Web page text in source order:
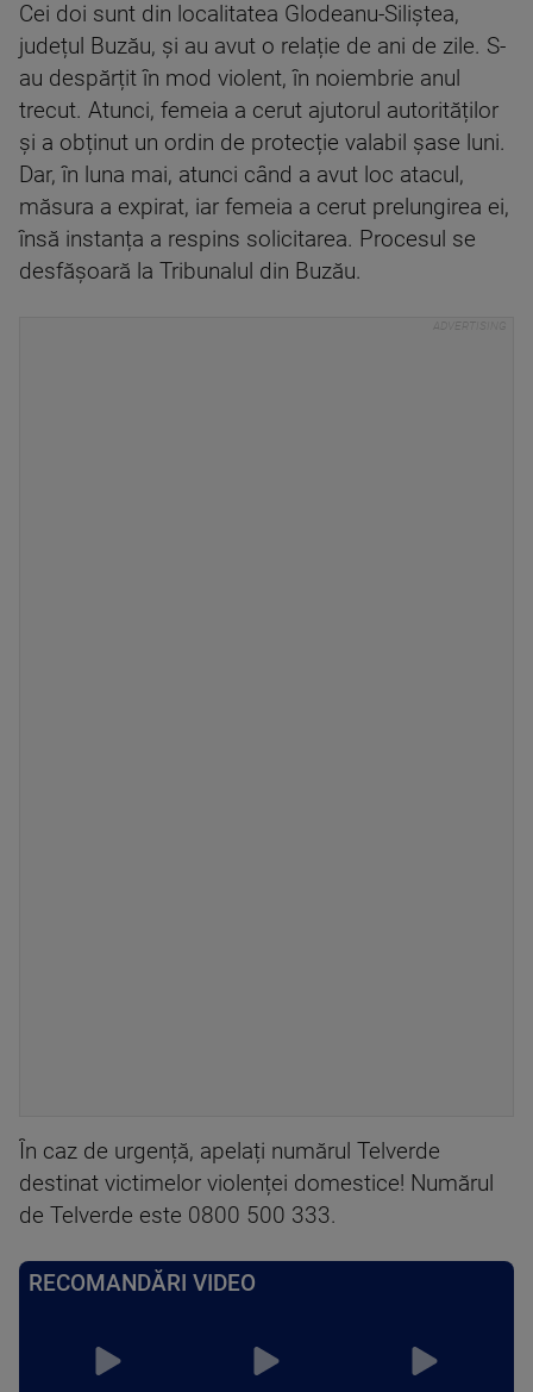
Cei doi sunt din localitatea Glodeanu-Siliștea,
județul Buzău, și au avut o relație de ani de zile. S-
au despărțit în mod violent, în noiembrie anul
trecut. Atunci, femeia a cerut ajutorul autorităților
și a obținut un ordin de protecție valabil șase luni.
Dar, în luna mai, atunci când a avut loc atacul,
măsura a expirat, iar femeia a cerut prelungirea ei,
însă instanța a respins solicitarea. Procesul se
desfășoară la Tribunalul din Buzău.
În caz de urgență, apelați numărul Telverde
destinat victimelor violenței domestice! Numărul
de Telverde este 0800 500 333.
RECOMANDĂRI VIDEO